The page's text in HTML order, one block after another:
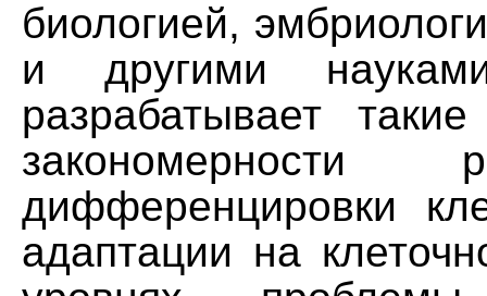
биологией,
и другими
разрабатывает
закономерности
дифференцировки
адаптации на